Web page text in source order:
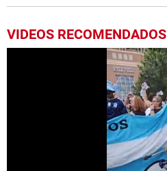
VIDEOS RECOMENDADOS